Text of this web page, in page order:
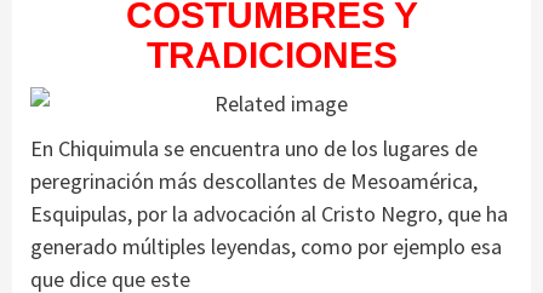
COSTUMBRES Y
TRADICIONES
En Chiquimula se encuentra uno de los lugares de
peregrinación más descollantes de Mesoamérica,
Esquipulas, por la advocación al Cristo Negro, que ha
generado múltiples leyendas, como por ejemplo esa
que dice que este